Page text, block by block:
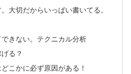
大切だからいっぱい書いてる。
きない。テクニカル分析
る？
こかに必ず原因がある！